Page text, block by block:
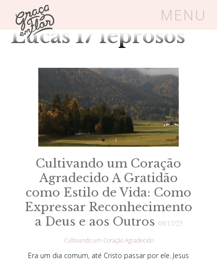
MENU
Um espaço seguro onde mulheres
Livros Carrinho Login
BLOG
SOBRE
FRUTÍFERAS
Tag Arquivos:
Lucas 17 leprosos
Cultivando um Coração
Agradecido A Gratidão
como Estilo de Vida: Como
Expressar Reconhecimento
a Deus e aos Outros 08/12/25
Cultivando um Coração Agradecido
Era um dia comum, até Cristo passar por ele. Jesus